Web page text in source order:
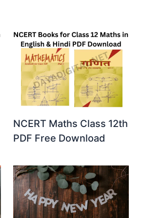
NCERT Maths Class 12th
PDF Free Download